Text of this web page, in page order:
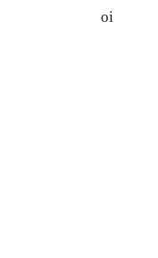
noi